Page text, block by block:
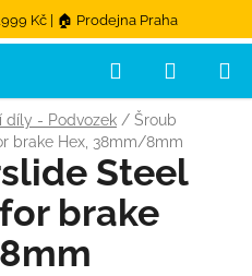
Kč | 🏠 Prodejna Praha
Hledat
díly - Podvozek / Šroub
brake Hex, 38mm/8mm
Steel
brake